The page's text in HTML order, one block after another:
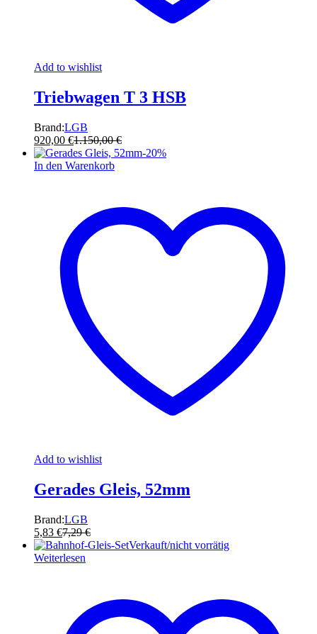
Add to wishlist
Triebwagen T 3 HSB
Brand:LGB
920,00 €1.150,00€
-20%
In den Warenkorb
Add to wishlist
Gerades Gleis, 52mm
Brand:LGB
5,83 €7,29€
Verkauft/nicht vorrätig
Weiterlesen